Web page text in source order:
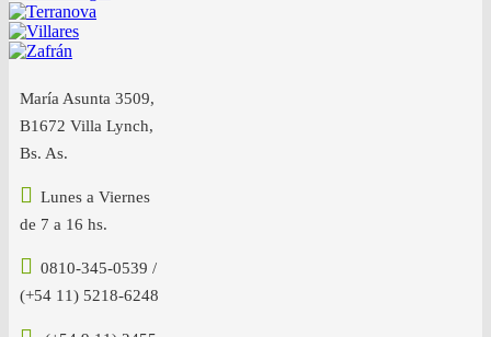
María Asunta 3509,
B1672 Villa Lynch,
Bs. As.
Lunes a Viernes
de 7 a 16 hs.
0810-345-0539 /
(+54 11) 5218-6248